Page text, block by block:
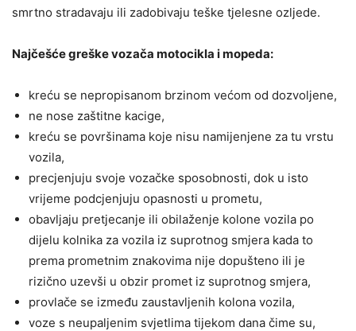
smrtno stradavaju ili zadobivaju teške tjelesne ozljede.
Najčešće greške vozača motocikla i mopeda:
kreću se nepropisanom brzinom većom od dozvoljene,
ne nose zaštitne kacige,
kreću se površinama koje nisu namijenjene za tu vrstu
vozila,
precjenjuju svoje vozačke sposobnosti, dok u isto
vrijeme podcjenjuju opasnosti u prometu,
obavljaju pretjecanje ili obilaženje kolone vozila po
dijelu kolnika za vozila iz suprotnog smjera kada to
prema prometnim znakovima nije dopušteno ili je
rizično uzevši u obzir promet iz suprotnog smjera,
provlače se između zaustavljenih kolona vozila,
voze s neupaljenim svjetlima tijekom dana čime su,